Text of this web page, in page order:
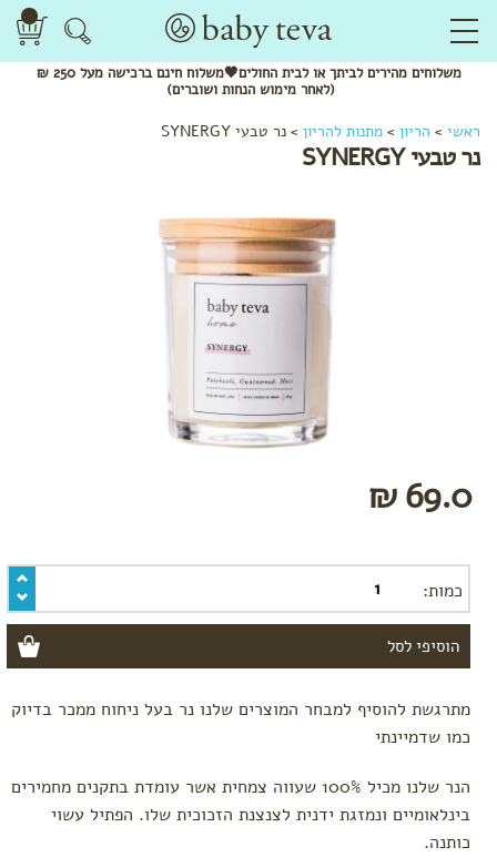
משלוחיםמהיריםלביתך או לבית החולים🖤משלוחחינם
ברכישה מעל 250 ₪
(לאחר מימוש הנחות ושוברים)
לפי
קטגוריה
טרימסטר
טרימסטר
טרימסטר
שלישי
-
לקראת
רשימת
קניות
לפי צורך
וצרבות
ראשי > הריון > מתנות להריון > נר טבעי SYNERGY
נר טבעי SYNERGY
69.0 ₪
כמות:
מתרגשת להוסיף למבחר המוצרים שלנו נר בעל ניחוח ממכר בדיוק
כמו שדמיינתי
הנר שלנו מכיל 100% שעווה צמחית אשר עומדת בתקנים מחמירים
בינלאומיים ונמזגת ידנית לצנצנת הזכוכית שלו. הפתיל עשוי
כותנה.